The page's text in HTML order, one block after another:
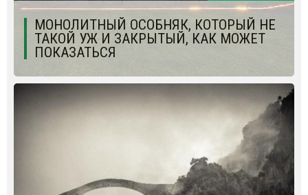
МОНОЛИТНЫЙ ОСОБНЯК, КОТОРЫЙ НЕ
ТАКОЙ УЖ И ЗАКРЫТЫЙ, КАК МОЖЕТ
ПОКАЗАТЬСЯ